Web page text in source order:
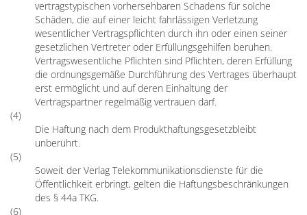
vertragstypischen vorhersehbaren Schadens für solche
Schäden, die auf einer leicht fahrlässigen Verletzung
wesentlicher Vertragspflichten durch ihn oder einen seiner
gesetzlichen Vertreter oder Erfüllungsgehilfen beruhen.
Vertragswesentliche Pflichten sind Pflichten, deren Erfüllung
die ordnungsgemäße Durchführung des Vertrages überhaupt
erst ermöglicht und auf deren Einhaltung der
Vertragspartner regelmäßig vertrauen darf.
(4)
Die Haftung nach dem Produkthaftungsgesetzbleibt
unberührt.
(5)
Soweit der Verlag Telekommunikationsdienste für die
Öffentlichkeit erbringt, gelten die Haftungsbeschränkungen
des § 44a TKG.
(6)